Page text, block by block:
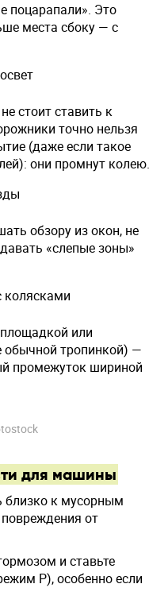
поцарапали». Это
места сбоку — с
стоит ставить к
точно нельзя
(даже если такое
они промнут колею.
обзору из окон, не
«слепые зоны»
колясками
или
тропинкой) —
промежуток шириной
для машины
близко к мусорным
от
и ставьте
P), особенно если